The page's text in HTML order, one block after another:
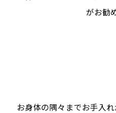
がお勧
お身体の隅々までお手入